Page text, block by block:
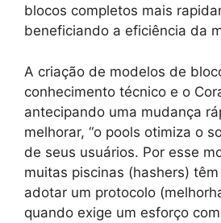
blocos completos mais
beneficiando a eficiência da
A criação de modelos de
conhecimento técnico e o
antecipando uma mudança
melhorar, “o pools otimiza o
de seus usuários. Por esse
muitas piscinas (hashers)
adotar um protocolo
quando exige um esforço